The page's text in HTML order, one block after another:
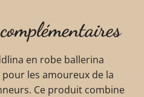
en robe ballerina
les amoureux de la
Ce produit combine